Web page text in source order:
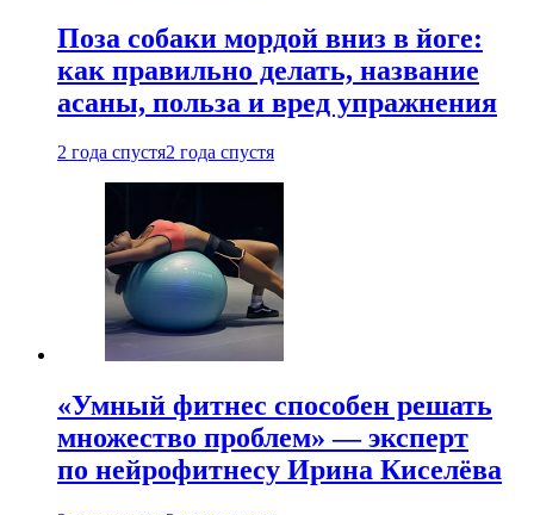
Поза собаки мордой вниз в йоге:
как правильно делать, название
асаны, польза и вред упражнения
2 года спустя2 года спустя
«Умный фитнес способен решать
множество проблем» — эксперт
по нейрофитнесу Ирина Киселёва